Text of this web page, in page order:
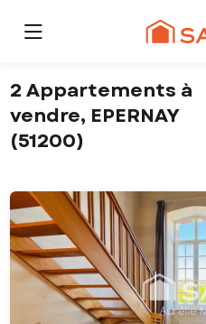
2 Appartements à
vendre, EPERNAY
(51200)